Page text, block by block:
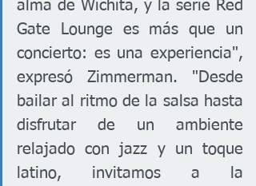
alma de Wichita, y la serie Red
Gate Lounge es más que un
concierto: es una experiencia",
expresó Zimmerman. "Desde
bailar al ritmo de la salsa hasta
disfrutar de un ambiente
relajado con jazz y un toque
latino, invitamos a la